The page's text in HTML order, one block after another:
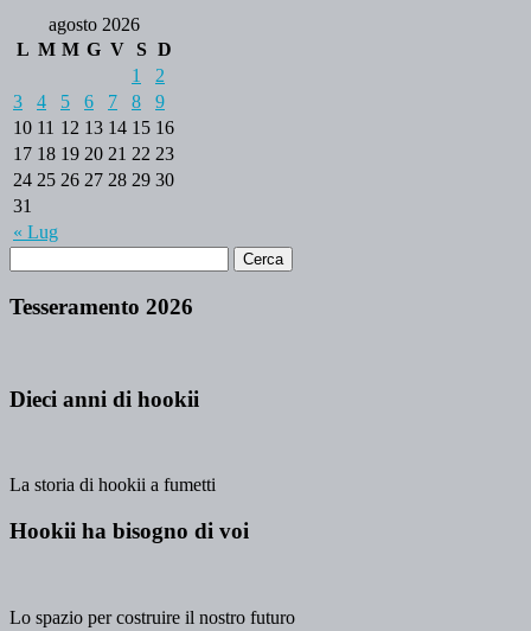
agosto 2026
L M M G V S D
« Lug
1
2
3
4 5 6 7 8
9
10 11 12 13 14 15 16
17 18 19 20 21 22 23
24 25 26 27 28 29 30
31
Tesseramento 2026
Dieci anni di hookii
La storia di hookii a fumetti
Hookii ha bisogno di voi
Lo spazio per costruire il nostro futuro